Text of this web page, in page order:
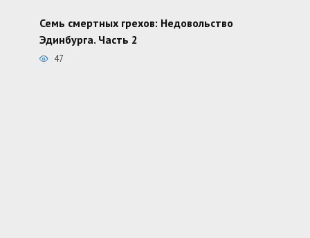
Семь смертных грехов: Недовольство
Эдинбурга. Часть 2
47